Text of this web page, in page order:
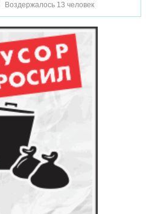
Воздержалось 13 человек